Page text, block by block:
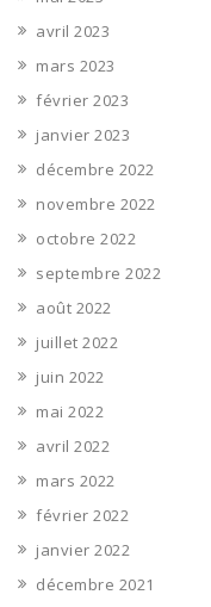
avril 2023
mars 2023
février 2023
janvier 2023
décembre 2022
novembre 2022
octobre 2022
septembre 2022
août 2022
juillet 2022
juin 2022
mai 2022
avril 2022
mars 2022
février 2022
janvier 2022
décembre 2021